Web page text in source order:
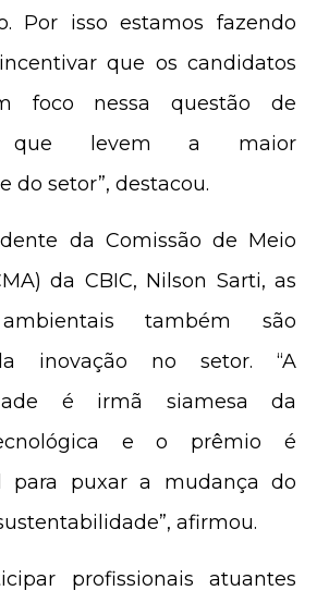
Por isso estamos fazendo
que os candidatos
foco nessa questão de
que levem a maior
do setor”, destacou.
da Comissão de Meio
da CBIC, Nilson Sarti, as
também são
inovação no setor. “A
é irmã siamesa da
e o prêmio é
para puxar a mudança do
afirmou.
profissionais atuantes